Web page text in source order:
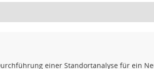
einer Standortanalyse für ein